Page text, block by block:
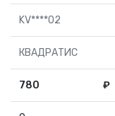
KV****02
КВАДРАТИС
780 ₽